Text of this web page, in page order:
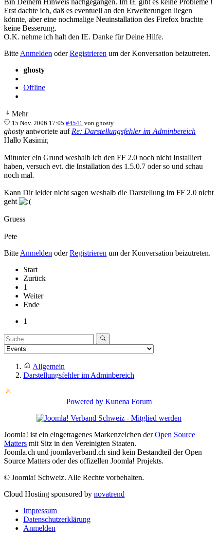
Erst dachte ich, daß es eventuell an den Erweiterungen liegen
könnte, aber eine nochmalige Neuinstallation des Firefox brachte
keine Besserung.
O.K. nehme ich halt den IE. Danke für Deine Hilfe.
Bitte Anmelden oderRegistrieren um der Konversation beizutreten.
ghosty
Offline
Mehr
15 Nov. 2006 17:05 #4541 vonghosty
ghosty antwortete auf Re: Darstellungsfehler im Adminbereich
Hallo Kasimir,
Mitunter ein Grund weshalb ich den FF 2.0 noch nicht Installiert
haben, versuch evt. die Installation des 1.5.0.7 oder so und schau
noch mal.
Kann Dir leider nicht sagen weshalb die Darstellung im FF 2.0 nicht
geht
Gruess
Pete
Bitte Anmelden oderRegistrieren um der Konversation beizutreten.
Start
Zurück
1
Weiter
Ende
1
Allgemein
Darstellungsfehler im Adminbereich
Powered by Kunena Forum
Joomla! ist ein eingetragenes Markenzeichen derOpen Source
Matters mit Sitz in den Vereinigten Staaten.
Joomla.ch und joomlaverband.ch sind kein Bestandteil der Open
Source Matters oder des offizellen Joomla! Projekts.
© Joomla! Schweiz. Alle Rechte vorbehalten.
Cloud Hosting sponsored by novatrend
Impressum
Datenschutzerklärung
Anmelden